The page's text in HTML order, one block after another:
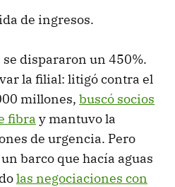
de ingresos.
dispararon un 450%.
la filial: litigó contra el
millones, buscó socios
fibra y mantuvo la
de urgencia. Pero
barco que hacía aguas
las negociaciones con